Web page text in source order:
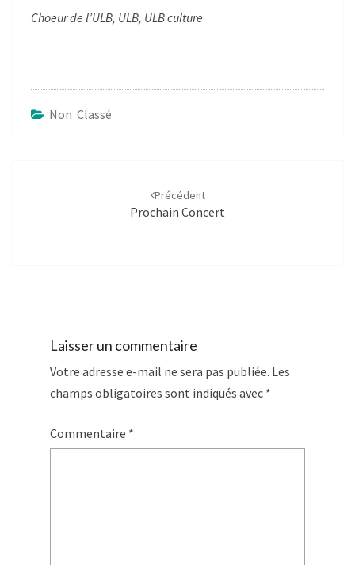
Choeur de l’ULB, ULB, ULB culture
Non Classé
Précédent
Prochain Concert
Laisser un commentaire
Votre adresse e-mail ne sera pas publiée. Les
champs obligatoires sont indiqués avec *
Commentaire *